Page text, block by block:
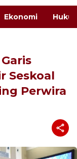
Ekonomi
Seskoal
Perwira